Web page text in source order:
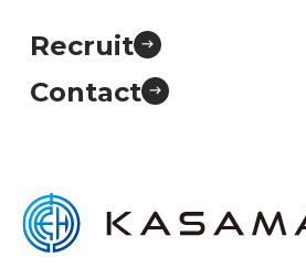
Recruit
Contact